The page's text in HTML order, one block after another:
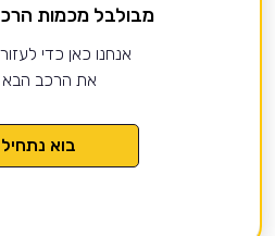
מבולבל מכמות
אנחנו כאן כדי
את הרכב
בוא